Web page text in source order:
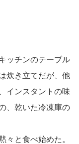
ッチンのテーブル
炊き立てだが、他
インスタントの味
、乾いた冷凍庫の
と食べ始めた。